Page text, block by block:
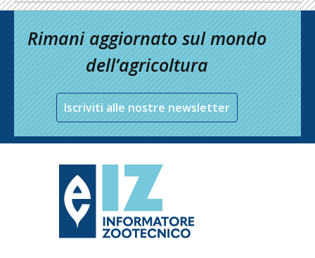
Rimani aggiornato sul mondo
dell’agricoltura
Iscriviti alle nostre newsletter